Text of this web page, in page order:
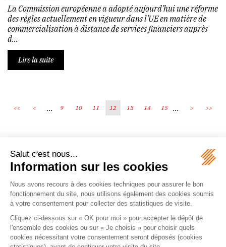
La Commission européenne a adopté aujourd'hui une réforme
des règles actuellement en vigueur dans l'UE en matière de
commercialisation à distance de services financiers auprès
d...
Lire la suite
<< < ... 9 10 11 12 13 14 15 ... > >>
Écosystème
Carrières
Honoraires
Contacts
Mentions légales